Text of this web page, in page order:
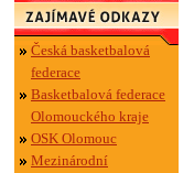
Česká basketbalová
federace
Basketbalová federace
Olomouckého kraje
OSK Olomouc
Mezinárodní